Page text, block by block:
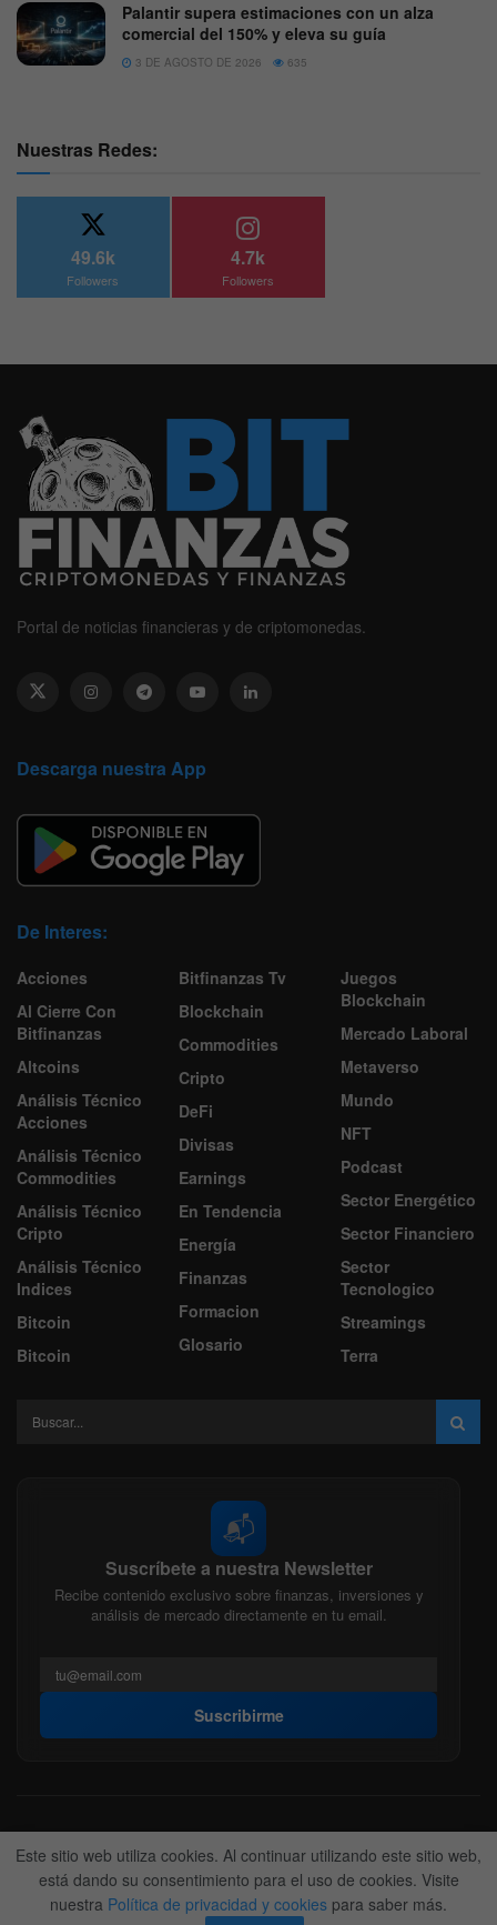
Palantir supera estimaciones con un alza
comercial del 150% y eleva su guía
3 DE AGOSTO DE 2026 635
Nuestras Redes:
49.6k
Followers
4.7k
Followers
Portal de noticias financieras y de criptomonedas.
Descarga nuestra App
De Interes:
Acciones
Al Cierre Con
Bitfinanzas
Altcoins
Análisis Técnico
Acciones
Análisis Técnico
Commodities
Análisis Técnico
Cripto
Análisis Técnico
Indices
Bitcoin
Bitcoin
Bitfinanzas Tv
Blockchain
Commodities
Cripto
DeFi
Divisas
Earnings
En Tendencia
Energía
Finanzas
Formacion
Glosario
Juegos
Blockchain
Mercado Laboral
Metaverso
Mundo
NFT
Podcast
Sector Energético
Sector Financiero
Sector
Tecnologico
Streamings
Terra
📬
Suscríbete a nuestra Newsletter
Recibe contenido exclusivo sobre finanzas, inversiones y
análisis de mercado directamente en tu email.
Suscribirme
Acerca de nosotros Politica Editorial
Nuestro Equipo
Contactanos
Anunciate
© 2022-2026BitFinanzas- Hecho porTeam DM. 😎
Este sitio web utiliza cookies. Al continuar utilizando este sitio web,
está dando su consentimiento para el uso de cookies. Visite
nuestra Política de privacidad y cookies para saber más.